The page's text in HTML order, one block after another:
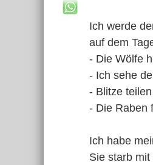
Ich werde
auf dem
- Die Wölfe
- Ich sehe
- Blitze
- Die Raben
Ich habe
Sie starb